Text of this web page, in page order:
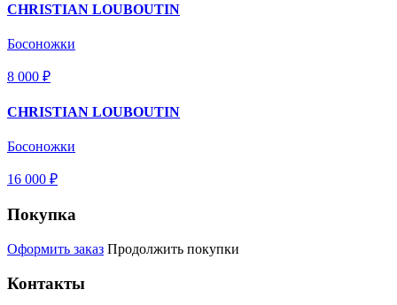
CHRISTIAN LOUBOUTIN
Босоножки
8 000 ₽
CHRISTIAN LOUBOUTIN
Босоножки
16 000 ₽
Покупка
Оформить заказ Продолжить покупки
Контакты